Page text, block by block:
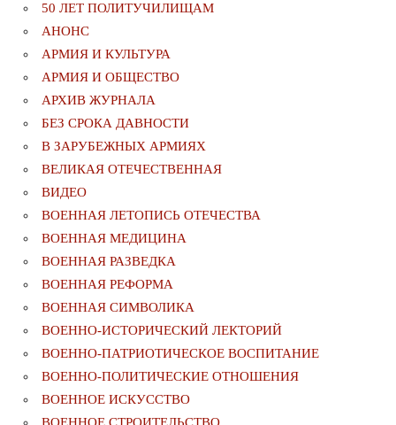
50 ЛЕТ ПОЛИТУЧИЛИЩАМ
АНОНС
АРМИЯ И КУЛЬТУРА
АРМИЯ И ОБЩЕСТВО
АРХИВ ЖУРНАЛА
БЕЗ СРОКА ДАВНОСТИ
В ЗАРУБЕЖНЫХ АРМИЯХ
ВЕЛИКАЯ ОТЕЧЕСТВЕННАЯ
ВИДЕО
ВОЕННАЯ ЛЕТОПИСЬ ОТЕЧЕСТВА
ВОЕННАЯ МЕДИЦИНА
ВОЕННАЯ РАЗВЕДКА
ВОЕННАЯ РЕФОРМА
ВОЕННАЯ СИМВОЛИКА
ВОЕННО-ИСТОРИЧЕСКИЙ ЛЕКТОРИЙ
ВОЕННО-ПАТРИОТИЧЕСКОЕ ВОСПИТАНИЕ
ВОЕННО-ПОЛИТИЧЕСКИE ОТНОШЕНИЯ
ВОЕННОЕ ИСКУССТВО